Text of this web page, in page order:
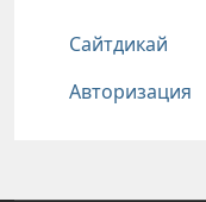
Подвал
Сайтдикай
Авторизация